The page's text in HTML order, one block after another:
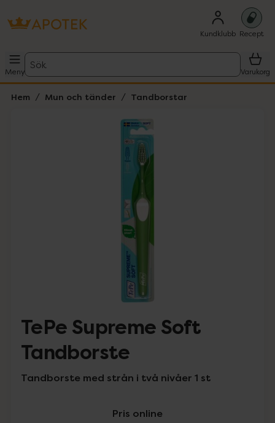
Kundklubb Recept
Meny
Sök
Varukorg
Hem Mun och tänder Tandborstar
Lista: . Innehåller 4 objekt.
TePe Supreme Soft
Tandborste
Tandborste med strån i två nivåer 1 st
Pris online